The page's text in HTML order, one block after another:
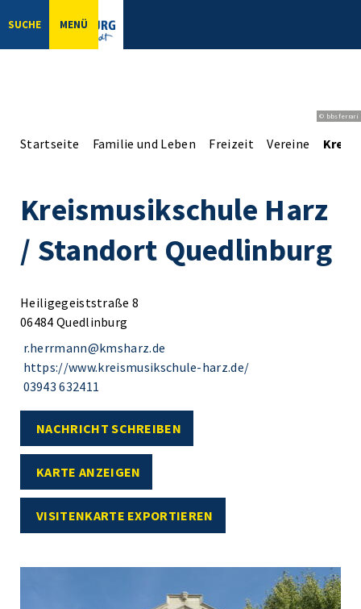
SUCHE MENÜ
© bbsferrari
Startseite Familie und Leben Freizeit Vereine
Kreismusikschule Harz
/ Standort Quedlinburg
Heiligegeiststraße 8
06484 Quedlinburg
r.herrmann@kmsharz.de
https://www.kreismusikschule-harz.de/
03943 632411
NACHRICHT SCHREIBEN
KARTE ANZEIGEN
VISITENKARTE EXPORTIEREN